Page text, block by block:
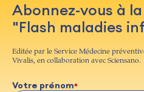
Abonnez-vous à
"Flash maladies
Editée par le Service Médecine
Vivalis, en collaboration avec Sciensano.
Votre prénom